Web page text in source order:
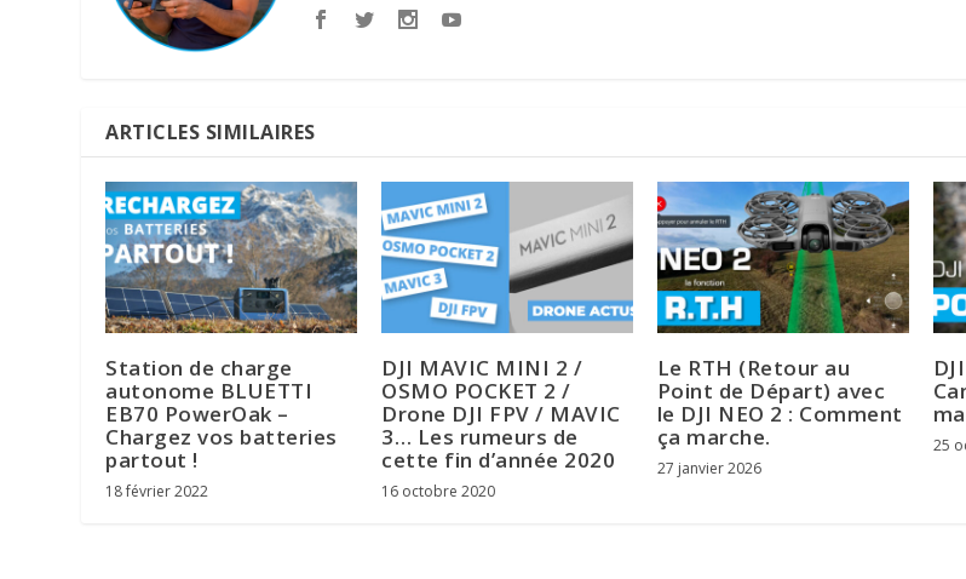
ARTICLES SIMILAIRES
Station de charge
autonome BLUETTI
EB70 PowerOak –
Chargez vos batteries
partout !
18 février 2022
DJI MAVIC MINI 2 /
OSMO POCKET 2 /
Drone DJI FPV / MAVIC
3… Les rumeurs de
cette fin d’année 2020
16 octobre 2020
Le RTH (Retour au
Point de Départ) avec
le DJI NEO 2 : Comment
ça marche.
27 janvier 2026
25